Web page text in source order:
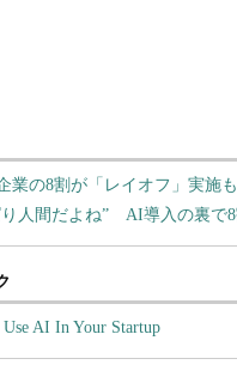
業の8割が「レイオフ」実施
人間だよね” AI導入の裏で8
AI In Your Startup